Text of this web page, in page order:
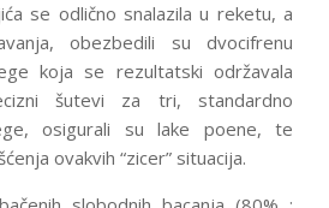
se odlično snalazila u reketu, a
obezbedili su dvocifrenu
koja se rezultatski održavala
šutevi za tri, standardno
osigurali su lake poene, te
ovakvih “zicer” situacija.